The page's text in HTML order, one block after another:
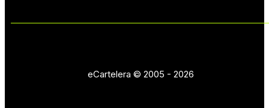
eCartelera © 2005 - 2026